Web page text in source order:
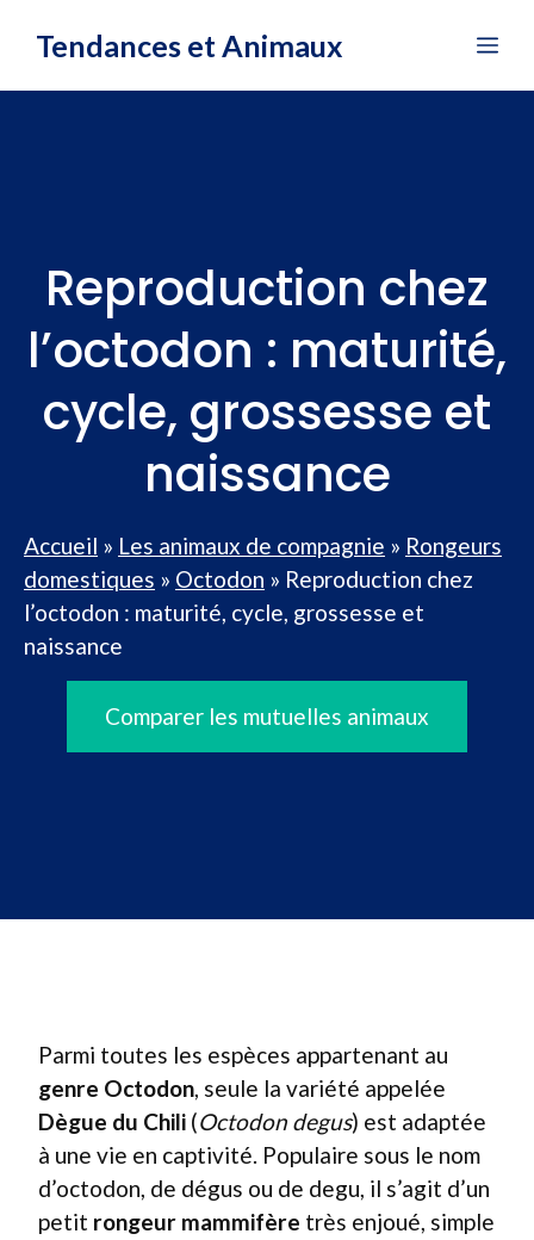
Tendances et Animaux
Reproduction chez
l’octodon : maturité,
cycle, grossesse et
naissance
Accueil » Les animaux de compagnie » Rongeurs
domestiques » Octodon » Reproduction chez
l’octodon : maturité, cycle, grossesse et
naissance
Comparer les mutuelles animaux
Parmi toutes les espèces appartenant au
genre Octodon, seule la variété appelée
Dègue du Chili (Octodon degus) est adaptée
à une vie en captivité. Populaire sous le nom
d’octodon, de dégus ou de degu, il s’agit d’un
petit rongeur mammifère très enjoué, simple